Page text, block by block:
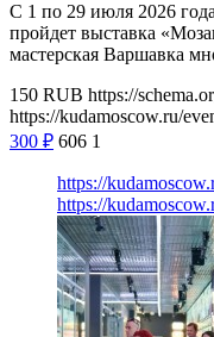
С 1 по 29 июля 2026
пройдет выставка
мастерская Варшавка
150 RUB https://
https://kudamoscow.ru/
300 ₽ 606 1
https://
https://